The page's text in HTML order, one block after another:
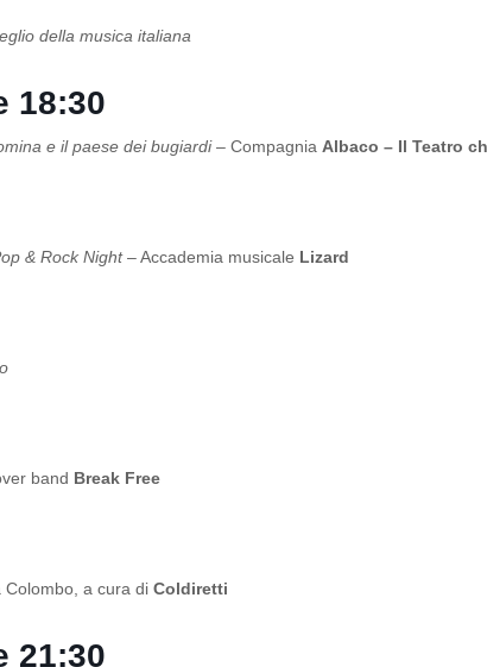
della musica italiana
18:30
e il paese dei bugiardi– Compagnia Albaco – Il Teatro
& Rock Night– Accademia musicale Lizard
band Break Free
Colombo, a cura di Coldiretti
21:30